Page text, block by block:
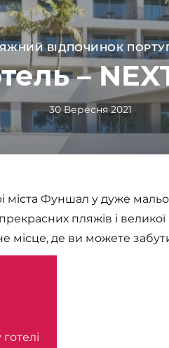
ВІДПОЧИНОК
–
30 Вересня 2021
Фуншал у дуже
пляжів і великої
місце, де ви можете